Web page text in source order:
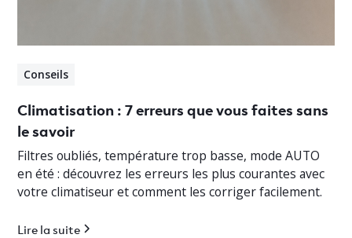
Conseils
Climatisation : 7 erreurs que vous faites sans
le savoir
Filtres oubliés, température trop basse, mode AUTO
en été : découvrez les erreurs les plus courantes avec
votre climatiseur et comment les corriger facilement.
Lire la suite